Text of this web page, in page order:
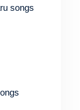
songs